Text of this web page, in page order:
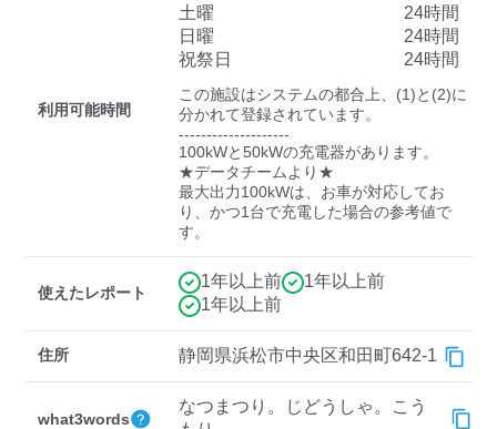
三菱ディーラーを表示
日産ディーラーを表示
示
中速-20kW-以上 急速-44kW-以上
検索する
利用可能時間
土曜
24時間
日曜
24時間
祝祭日
24時間
この施設はシステムの都合上、(1)と(2)に
分かれて登録されています。
--------------------
100kWと50kWの充電器があります。
★データチームより★
最大出力100kWは、お車が対応してお
り、かつ1台で充電した場合の参考値で
す。
使えたレポート
1年以上前
1年以上前
1年以上前
住所 静岡県浜松市中央区和田町642-1
what3words
なつまつり。じどうしゃ。こう